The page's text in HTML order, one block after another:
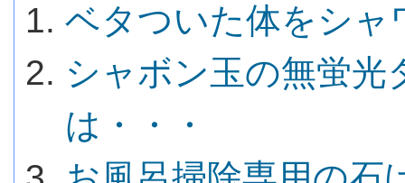
ベタついた体をシャ
シャボン玉の無蛍光
は・・・